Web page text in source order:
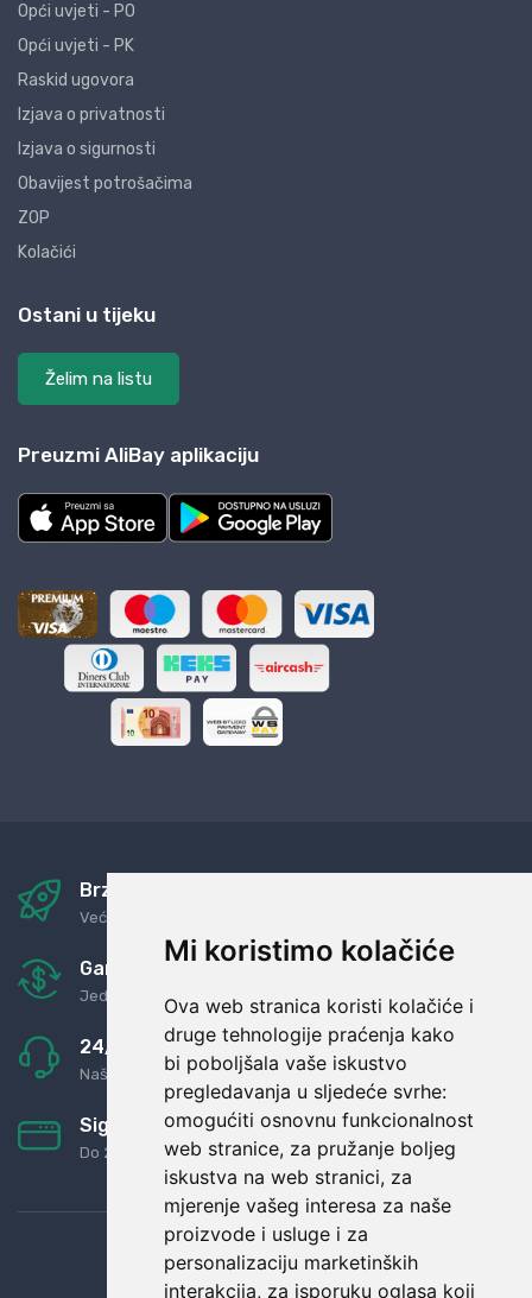
Mi koristimo kolačiće
Ova web stranica koristi kolačiće i
druge tehnologije praćenja kako
bi poboljšala vaše iskustvo
pregledavanja u sljedeće svrhe:
omogućiti osnovnu funkcionalnost
web stranice, za pružanje boljeg
iskustva na web stranici, za
mjerenje vašeg interesa za naše
proizvode i usluge i za
personalizaciju marketinških
interakcija, za isporuku oglasa koji
Opći uvjeti - PO
Opći uvjeti - PK
Raskid ugovora
Izjava o privatnosti
Izjava o sigurnosti
Obavijest potrošačima
ZOP
Kolačići
Ostani u tijeku
Želim na listu
Preuzmi AliBay aplikaciju
Brza i sigurna dostava
Već za nekoliko dana kod vas
Garancija u povrat novaca
Jednostavno pravilo: Roba za novac
24/7 odlična podrška
Naši agenti uvijek na raspolaganju
Sigurno obročno plaćanje
Do 24 rata bez kamata